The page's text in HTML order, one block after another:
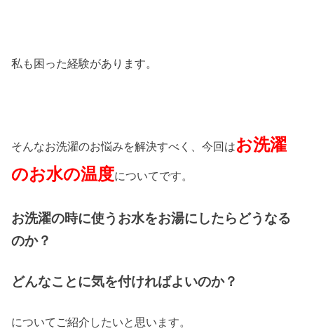
私も困った経験があります。
そんなお洗濯のお悩みを解決すべく、今回はお洗濯
のお水の温度についてです。
お洗濯の時に使うお水をお湯にしたらどうなる
のか？
どんなことに気を付ければよいのか？
についてご紹介したいと思います。